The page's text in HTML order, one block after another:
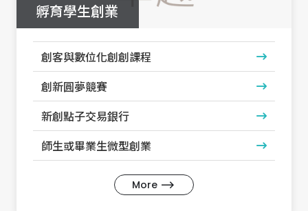
孵育學生創業
創客與數位化創創課程
創新圓夢競賽
新創點子交易銀行
師生或畢業生微型創業
More